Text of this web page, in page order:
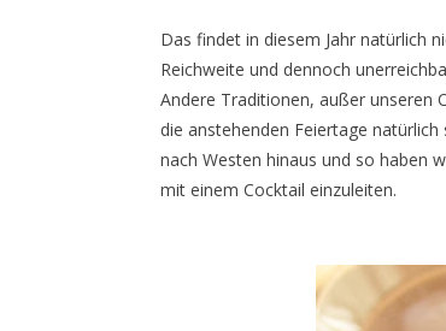
Das findet in diesem Jahr natürlich
Reichweite und dennoch
Andere Traditionen, außer unseren
die anstehenden Feiertage
nach Westen hinaus und so haben
mit einem Cocktail einzuleiten.